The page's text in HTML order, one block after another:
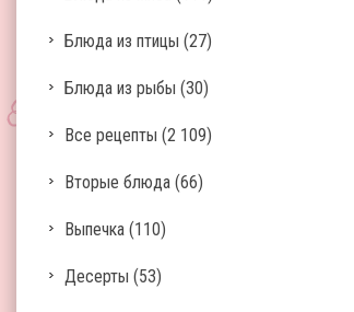
Блюда из птицы (27)
Блюда из рыбы (30)
Все рецепты (2 109)
Вторые блюда (66)
Выпечка (110)
Десерты (53)